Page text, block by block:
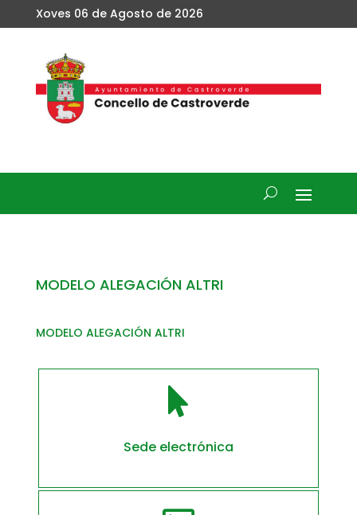
Xoves 06 de Agosto de 2026
MODELO ALEGACIÓN ALTRI
MODELO ALEGACIÓN ALTRI

Sede electrónica